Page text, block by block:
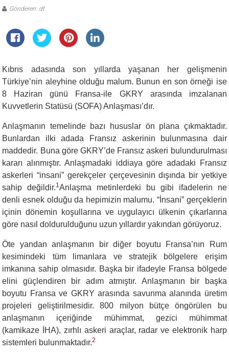
Gönderen: dt
Kıbrıs adasında son yıllarda yaşanan her gelişmenin
Türkiye’nin aleyhine olduğu malum. Bunun en son örneği ise
8 Haziran günü Fransa-ile GKRY arasında imzalanan
Kuvvetlerin Statüsü (SOFA) Anlaşması’dır.
Anlaşmanın temelinde bazı hususlar ön plana çıkmaktadır.
Bunlardan ilki adada Fransız askerinin bulunmasına dair
maddedir. Buna göre GKRY’de Fransız askeri bulundurulması
kararı alınmıştır. Anlaşmadaki iddiaya göre adadaki Fransız
askerleri “insani” gerekçeler çerçevesinin dışında bir yetkiye
sahip değildir.1 Anlaşma metinlerdeki bu gibi ifadelerin ne
denli esnek olduğu da hepimizin malumu. “İnsani” gerçeklerin
içinin dönemin koşullarına ve uygulayıcı ülkenin çıkarlarına
göre nasıl doldurulduğunu uzun yıllardır yakından görüyoruz.
Öte yandan anlaşmanın bir diğer boyutu Fransa’nın Rum
kesimindeki tüm limanlara ve stratejik bölgelere erişim
imkanına sahip olmasıdır. Başka bir ifadeyle Fransa bölgede
elini güçlendiren bir adım atmıştır. Anlaşmanın bir başka
boyutu Fransa ve GKRY arasında savunma alanında üretim
projeleri geliştirilmesidir. 800 milyon bütçe öngörülen bu
anlaşmanın içeriğinde mühimmat, gezici mühimmat
(kamikaze İHA), zırhlı askeri araçlar, radar ve elektronik harp
sistemleri bulunmaktadır.2